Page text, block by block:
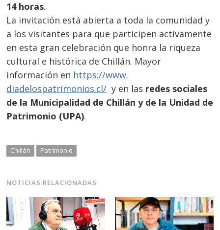
14 horas.
La invitación está abierta a toda la comunidad y
a los visitantes para que participen activamente
en esta gran celebración que honra la riqueza
cultural e histórica de Chillán. Mayor
información en https://www.
diadelospatrimonios.cl/ y en las redes sociales
de la Municipalidad de Chillán y de la Unidad de
Patrimonio (UPA).
Chillán Patrimonio
NOTICIAS RELACIONADAS